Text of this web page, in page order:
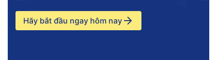
Hãy bắt đầu ngay hôm nay